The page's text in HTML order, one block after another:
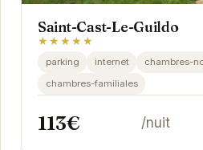
Saint-Cast-Le-Guildo
★★★★★
parking internet
chambres-
chambres-familiales
113€ /nuit